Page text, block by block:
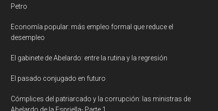
Petro
Economía popular: más empleo formal que reduce el
desempleo
El gabinete de Abelardo: entre la rutina y la regresión
El pasado conjugado en futuro
Cómplices del patriarcado y la corrupción: las ministras de